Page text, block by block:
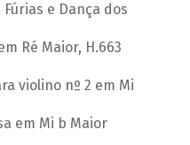
Fúrias e Dança dos
Ré Maior, H.663
violino nº 2 em Mi
em Mi b Maior